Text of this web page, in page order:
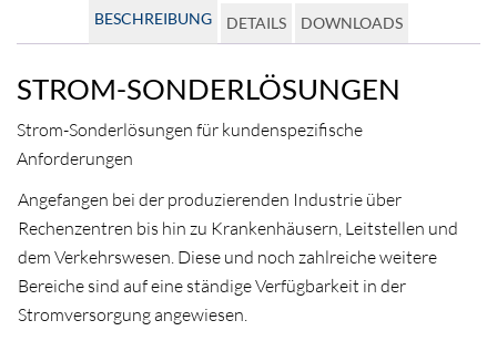
BESCHREIBUNG DETAILS DOWNLOADS
STROM-SONDERLÖSUNGEN
Strom-Sonderlösungen für kundenspezifische
Anforderungen
Angefangen bei der produzierenden Industrie über
Rechenzentren bis hin zu Krankenhäusern, Leitstellen und
dem Verkehrswesen. Diese und noch zahlreiche weitere
Bereiche sind auf eine ständige Verfügbarkeit in der
Stromversorgung angewiesen.